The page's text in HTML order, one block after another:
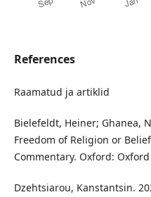
References
Raamatud ja artiklid
Bielefeldt, Heiner; Ghanea,
Freedom of Religion or
Commentary. Oxford:
Dzehtsiarou, Kanstantsin.